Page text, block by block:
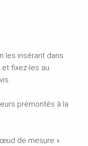
les insérant dans
fixez-les au
prémontés à la
de mesure ».